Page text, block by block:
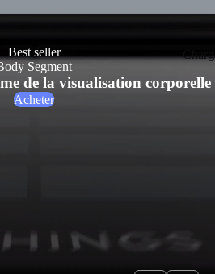
Best seller
Segment
de la visualisation corporelle
Acheter